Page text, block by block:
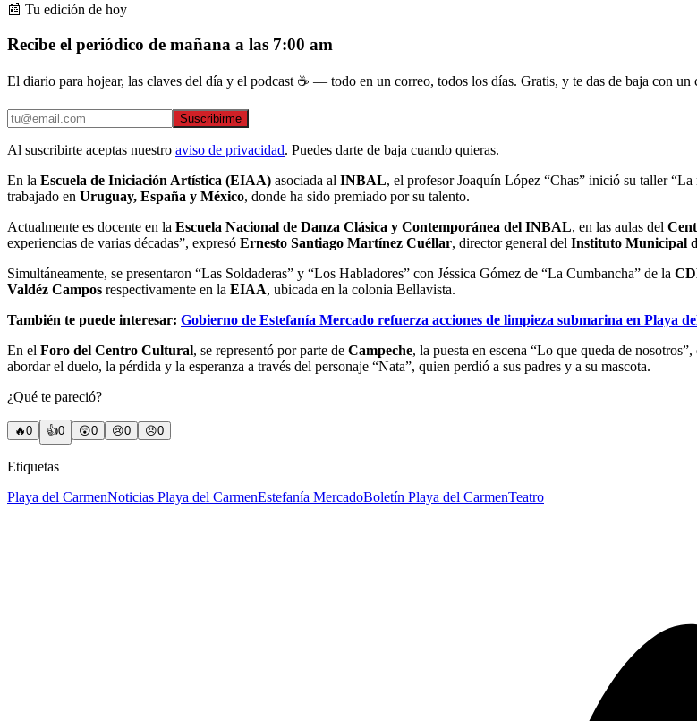
📰 Tu edición de hoy
Recibe el periódico de mañana a las 7:00 am
El diario para hojear, las claves del día y el podcast ☕ — todo en un correo, todos los días. Gratis, y te das de baja con un
Suscribirme
Al suscribirte aceptas nuestro aviso de privacidad. Puedes darte de baja cuando quieras.
En la Escuela de Iniciación Artística (EIAA) asociada al INBAL, el profesor Joaquín López “Chas” inició su taller
trabajado en Uruguay, España y México, donde ha sido premiado por su talento.
Actualmente es docente en la Escuela Nacional de Danza Clásica y Contemporánea del INBAL, en las aulas del
experiencias de varias décadas”, expresó Ernesto Santiago Martínez Cuéllar, director general del Instituto Municipal
Simultáneamente, se presentaron “Las Soldaderas” y “Los Habladores” con Jéssica Gómez de “La Cumbancha” de la
Valdéz Campos respectivamente en la EIAA, ubicada en la colonia Bellavista.
También te puede interesar: Gobierno de Estefanía Mercado refuerza acciones de limpieza submarina en Playa
En el Foro del Centro Cultural, se representó por parte de Campeche, la puesta en escena “Lo que queda de
abordar el duelo, la pérdida y la esperanza a través del personaje “Nata”, quien perdió a sus padres y a su mascota.
¿Qué te pareció?
🔥0 👍0 😲0 😢0 😠0
Etiquetas
Playa del CarmenNoticias Playa del CarmenEstefanía MercadoBoletín Playa del CarmenTeatro